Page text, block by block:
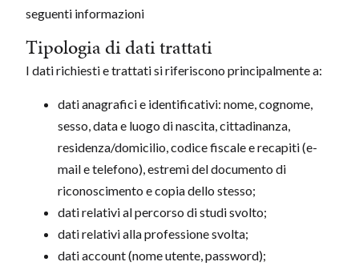
seguenti informazioni
Tipologia di dati trattati
I dati richiesti e trattati si riferiscono principalmente a:
dati anagrafici e identificativi: nome, cognome,
sesso, data e luogo di nascita, cittadinanza,
residenza/domicilio, codice fiscale e recapiti (e-
mail e telefono), estremi del documento di
riconoscimento e copia dello stesso;
dati relativi al percorso di studi svolto;
dati relativi alla professione svolta;
dati account (nome utente, password);